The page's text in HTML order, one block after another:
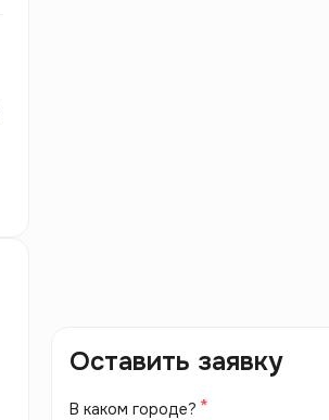
Оставить заявку
В каком городе?